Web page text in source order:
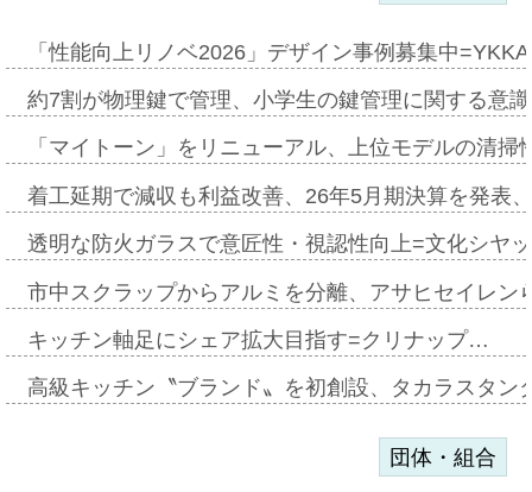
「性能向上リノベ2026」デザイン事例募集中
約7割が物理鍵で管理、小学生の鍵管理に関する意
「マイトーン」をリニューアル、上位モデルの清
着工延期で減収も利益改善、26年5月期決算を発表
透明な防火ガラスで意匠性・視認性向上=文化シヤ
市中スクラップからアルミを分離、アサヒセイレ
キッチン軸足にシェア拡大目指す=クリナップ…
高級キッチン〝ブランド〟を初創設、タカラスタ
団体・組合